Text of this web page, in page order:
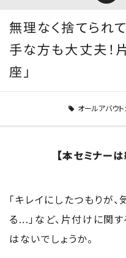
無理なく捨てられ
手な方も大丈夫！
座」
オールアバウト
【本セミナー
「キレイにしたつもりが
る...」など、片付けに関
はないでしょうか。